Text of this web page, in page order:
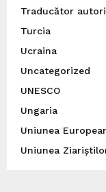
Traducător
Turcia
Ucraina
Uncategorized
UNESCO
Ungaria
Uniunea
Uniunea